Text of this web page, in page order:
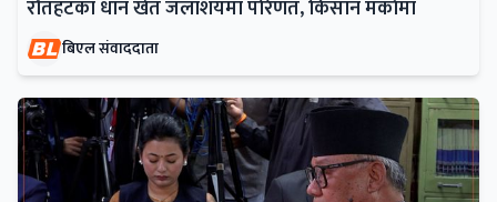
रौतहटका धान खेत जलाशयमा परिणत, किसान मर्कामा
बिएल संवाददाता